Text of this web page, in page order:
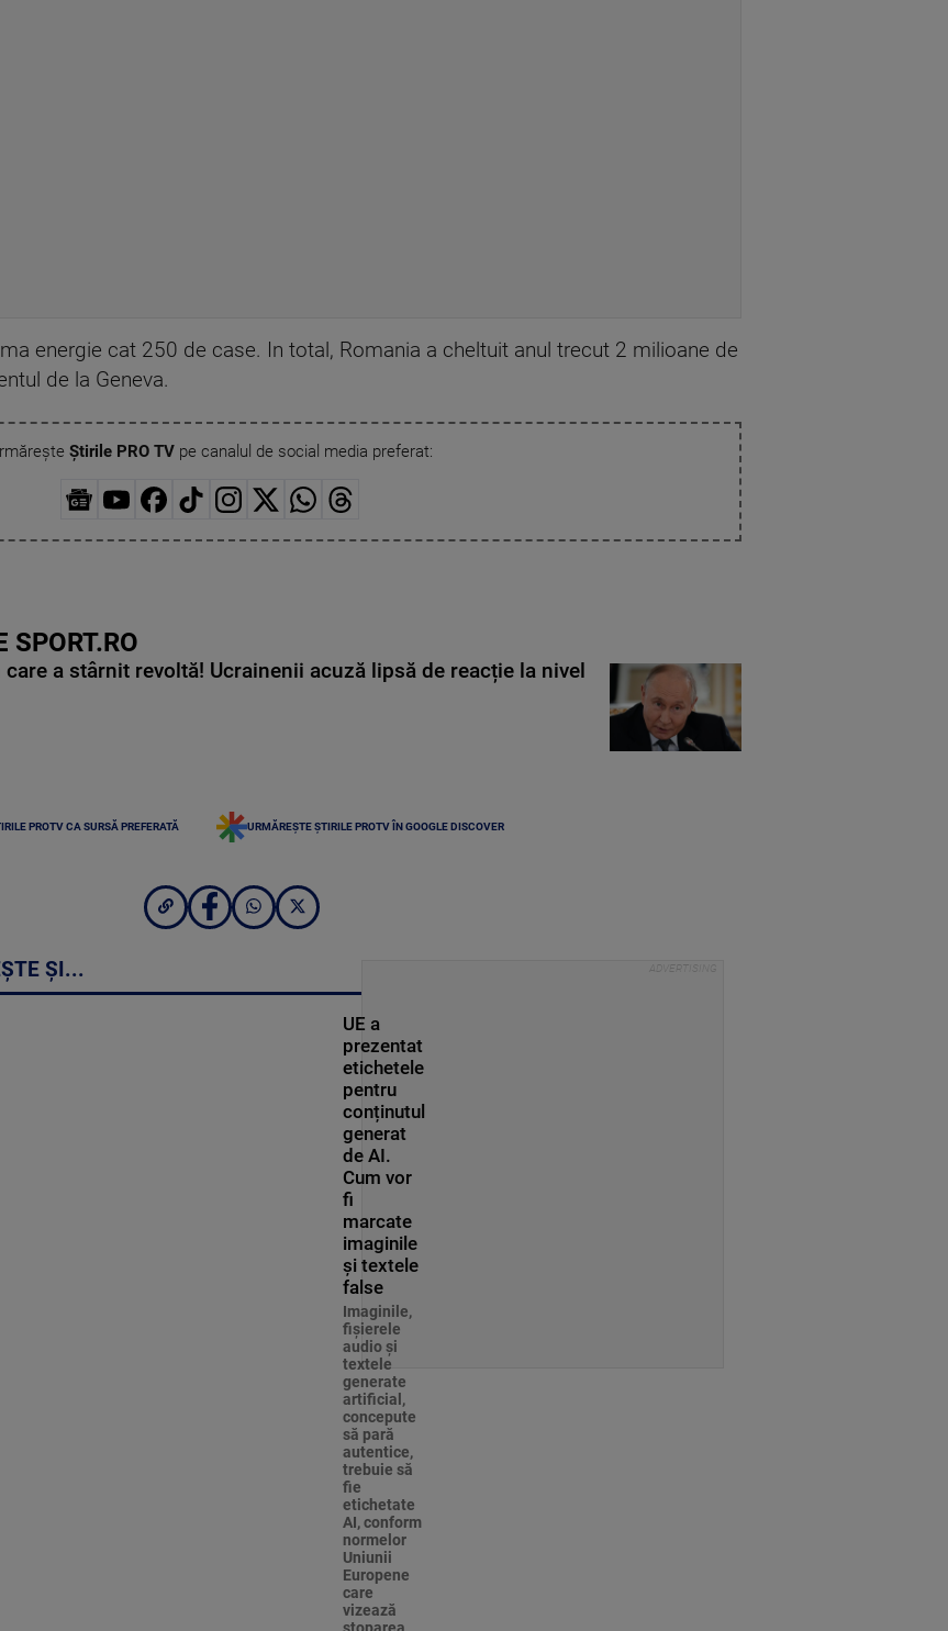
energie cat 250 de case. In total, Romania a cheltuit anul trecut 2 milioane de
de la Geneva.
Știrile PRO TVpe canalul de social media preferat:
SPORT.RO
a stârnit revoltă! Ucrainenii acuză lipsă de reacție la nivel
PROTV CA SURSĂ PREFERATĂ URMĂREȘTE ȘTIRILE PROTV ÎN GOOGLE DISCOVER
ȘI...
UE a
prezentat
etichetele
pentru
conținutul
generat
de AI.
Cum vor
fi
marcate
imaginile
și textele
false
Imaginile,
fişierele
audio şi
textele
generate
artificial,
concepute
să pară
autentice,
trebuie să
fie
etichetate
AI, conform
normelor
Uniunii
Europene
care
vizează